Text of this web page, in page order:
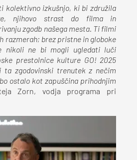
kolektivno izkušnjo, ki bi združila
njihovo strast do filma in
zgodb našega mesta. Ti filmi
razmerah; brez pristne in globoke
nikoli ne bi mogli ugledati luči
prestolnice kulture GO! 2025
ta zgodovinski trenutek z nečim
ostalo kot zapuščina prihodnjim
Zorn, vodja programa pri